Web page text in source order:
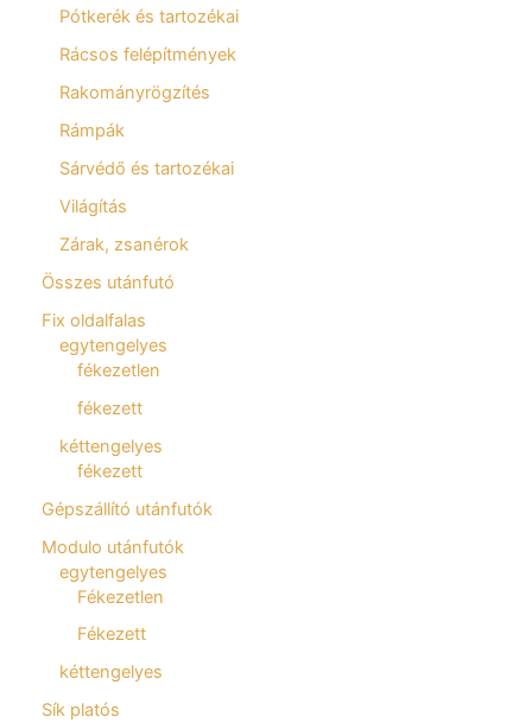
Pótkerék és tartozékai
Rácsos felépítmények
Rakományrögzítés
Rámpák
Sárvédő és tartozékai
Világítás
Zárak, zsanérok
Összes utánfutó
Fix oldalfalas
egytengelyes
fékezetlen
fékezett
kéttengelyes
fékezett
Gépszállító utánfutók
Modulo utánfutók
egytengelyes
Fékezetlen
Fékezett
kéttengelyes
Sík platós